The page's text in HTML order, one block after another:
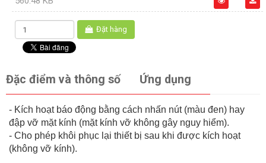
Đặt hàng
Đặc điểm và thông số Ứng dụng
- Kích hoạt báo động bằng cách nhấn nút (màu đen) hay
đập vỡ mặt kính (mặt kính vỡ không gây nguy hiểm).
- Cho phép khôi phục lại thiết bị sau khi được kích hoạt
(không vỡ kính).